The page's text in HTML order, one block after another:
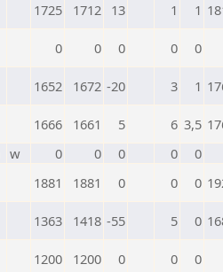
1725 1712 13 1 1
0 0 0 0 0
1652 1672 -20 3 1
1666 1661 5 6 3,5
w 0 0 0 0
0
1881 1881 0 0 0
1363 1418 -55 5 0
1200 1200 0 0
0